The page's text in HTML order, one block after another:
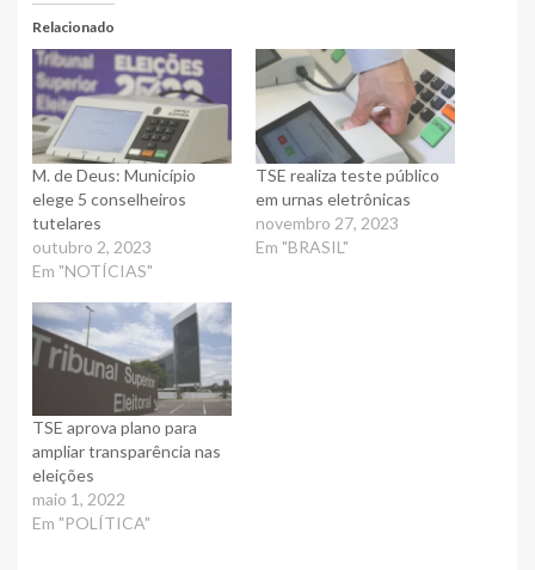
Relacionado
M. de Deus: Município
elege 5 conselheiros
tutelares
outubro 2, 2023
Em "NOTÍCIAS"
TSE realiza teste público
em urnas eletrônicas
novembro 27, 2023
Em "BRASIL"
TSE aprova plano para
ampliar transparência nas
eleições
maio 1, 2022
Em "POLÍTICA"